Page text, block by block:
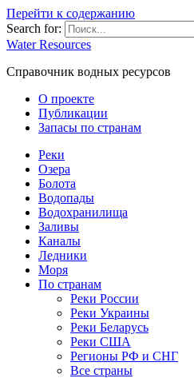
Перейти к содержанию
Search for:
Water Resources
Справочник водных ресурсов
О проекте
Публикации
Запасы по странам
Реки
Озера
Болота
Водопады
Водохранилища
Заливы
Каналы
Ледники
Моря
По странам
Реки России
Реки Украины
Реки Беларусь
Реки США
Регионы РФ и СНГ
Все страны